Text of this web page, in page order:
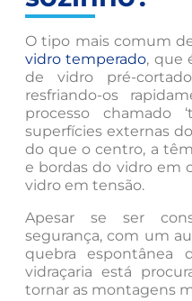
O tipo mais comum
vidro temperado, que
de vidro pré-
resfriando-os
processo chamado
superfícies externas
do que o centro, a
e bordas do vidro em
vidro em tensão.
Apesar se ser
segurança, com um
quebra espontânea
vidraçaria está
tornar as montagens